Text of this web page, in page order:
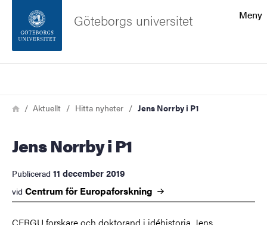
Sidfoten
Meny
Göteborgs universitet
Länkstig
HemAktuellt Hitta nyheter Jens Norrby i P1
Jens Norrby i P1
Publicerad 11 december 2019
vid Centrum för Europaforskning
CERGU forskare och doktorand i idéhistoria, Jens